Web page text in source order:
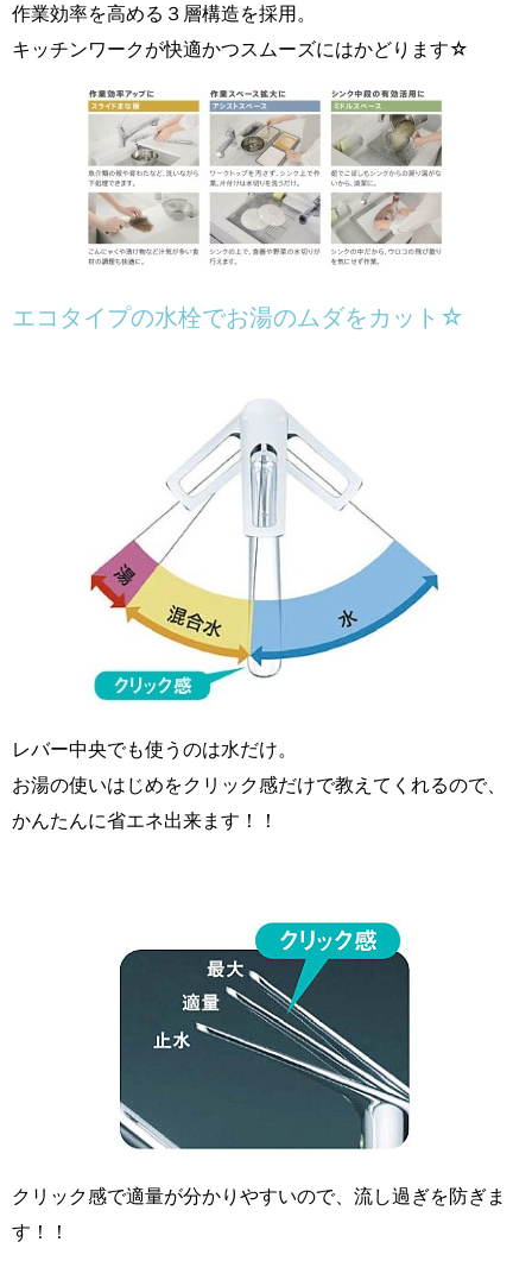
作業効率を高める３層構造を採用。
キッチンワークが快適かつスムーズにはかどります☆
エコタイプの水栓でお湯のムダをカット☆
レバー中央でも使うのは水だけ。
お湯の使いはじめをクリック感だけで教えてくれるので、
かんたんに省エネ出来ます！！
クリック感で適量が分かりやすいので、流し過ぎを防ぎま
す！！